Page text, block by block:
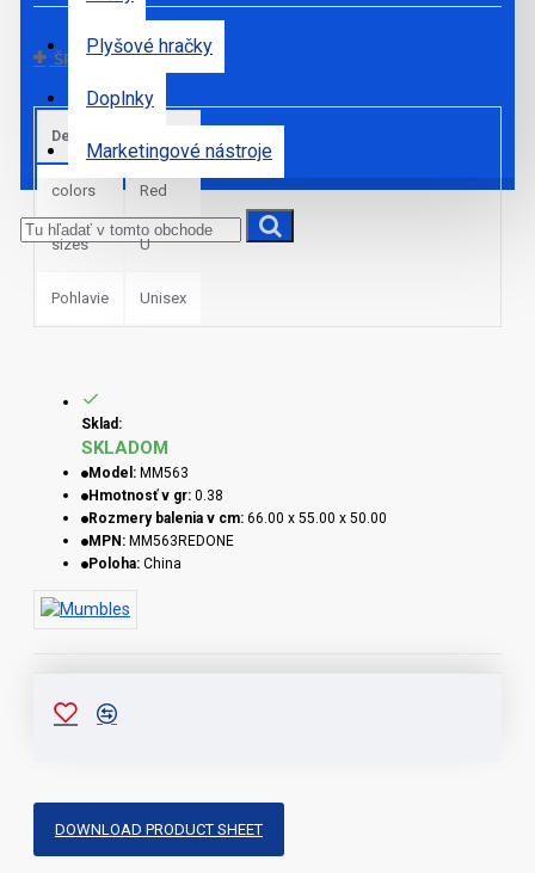
Plyšové hračky
Doplnky
Marketingové nástroje
ŠPECIFIKÁCIE
Default
colors Red
sizes U
Pohlavie Unisex
Sklad:
SKLADOM
Model: MM563
Hmotnosť v gr: 0.38
Rozmery balenia v cm: 66.00 x 55.00 x 50.00
MPN: MM563REDONE
Poloha: China
DOWNLOAD PRODUCT SHEET